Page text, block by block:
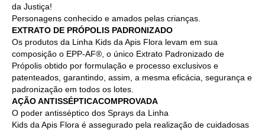
da Justiça!
Personagens conhecido e amados pelas crianças.
EXTRATO DE PRÓPOLIS PADRONIZADO
Os produtos da Linha Kids da Apis Flora levam em sua
composição o EPP-AF®, o único Extrato Padronizado de
Própolis obtido por formulação e processo exclusivos e
patenteados, garantindo, assim, a mesma eficácia, segurança e
padronização em todos os lotes.
AÇÃO ANTISSÉPTICACOMPROVADA
O poder antisséptico dos Sprays da Linha
Kids da Apis Flora é assegurado pela realização de cuidadosas